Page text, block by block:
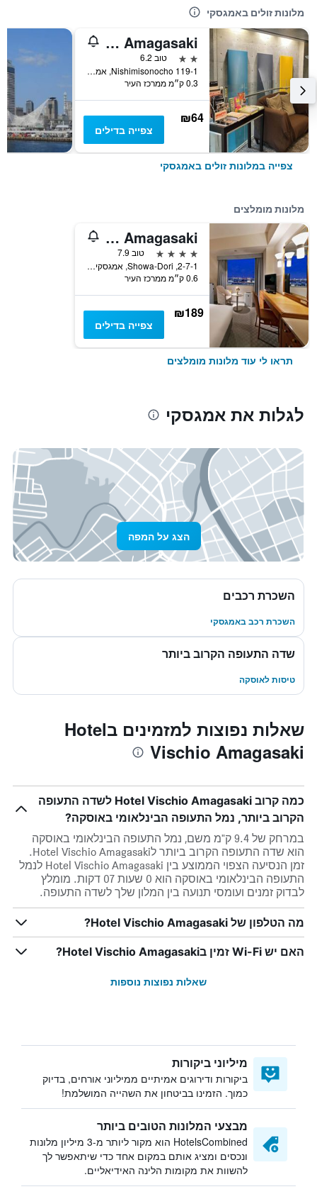
מלונות זולים באמגסקי
Hotel Livemax Amagasaki
2 כוכבים
טוב 6.2
119-1 Nishimisonocho, אמגסקי, יפן
0.3 ק״מ ממרכז העיר
₪64
צפייה בדילים
צפייה במלונות זולים באמגסקי
מלונות מומלצים
Miyako Hotel Amagasaki
4 כוכבים
טוב 7.9
2-7-1, Showa-Dori, אמגסקי, יפן
0.6 ק״מ ממרכז העיר
₪189
צפייה בדילים
תראו לי עוד מלונות מומלצים
לגלות את אמגסקי
הצג על המפה
השכרת רכבים
השכרת רכב באמגסקי
שדה התעופה הקרוב ביותר
טיסות לאוסקה
שאלות נפוצות למזמינים בHotel
Vischio Amagasaki
כמה קרוב Hotel Vischio Amagasaki לשדה התעופה
הקרוב ביותר, נמל התעופה הבינלאומי באוסקה?
במרחק של 9.4 ק"מ משם, נמל התעופה הבינלאומי באוסקה
הוא שדה התעופה הקרוב ביותר לHotel Vischio Amagasaki.
זמן הנסיעה הצפוי הממוצע בין Hotel Vischio Amagasaki לנמל
התעופה הבינלאומי באוסקה הוא 0 שעות 07 דקות. מומלץ
לבדוק זמנים ועומסי תנועה בין המלון שלך לשדה התעופה.
מה הטלפון של Hotel Vischio Amagasaki?
האם יש Wi-Fi זמין בHotel Vischio Amagasaki?
שאלות נפוצות נוספות
מיליוני ביקורות
ביקורות ודירוגים אמיתיים ממיליוני אורחים, בדיוק
כמוך. הזמינו בביטחון את השהייה המושלמת!
מבצעי המלונות הטובים ביותר
HotelsCombined הוא מקור ליותר מ-3 מיליון מלונות
ונכסים ומציג אותם במקום אחד כדי שיתאפשר לך
להשוות את מקומות הלינה האידיאליים.